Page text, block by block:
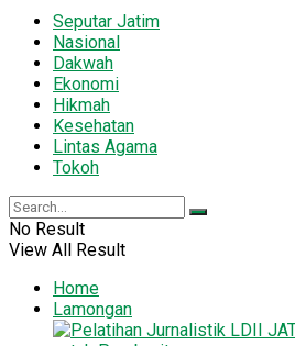
Seputar Jatim
Nasional
Dakwah
Ekonomi
Hikmah
Kesehatan
Lintas Agama
Tokoh
No Result
View All Result
Home
Lamongan